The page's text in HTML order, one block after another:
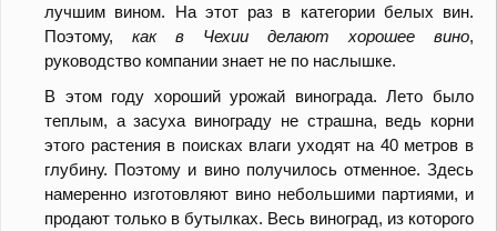
лучшим вином. На этот раз в категории белых вин.
Поэтому, как в Чехии делают хорошее вино,
руководство компании знает не по наслышке.
В этом году хороший урожай винограда. Лето было
теплым, а засуха винограду не страшна, ведь корни
этого растения в поисках влаги уходят на 40 метров в
глубину. Поэтому и вино получилось отменное. Здесь
намеренно изготовляют вино небольшими партиями, и
продают только в бутылках. Весь виноград, из которого